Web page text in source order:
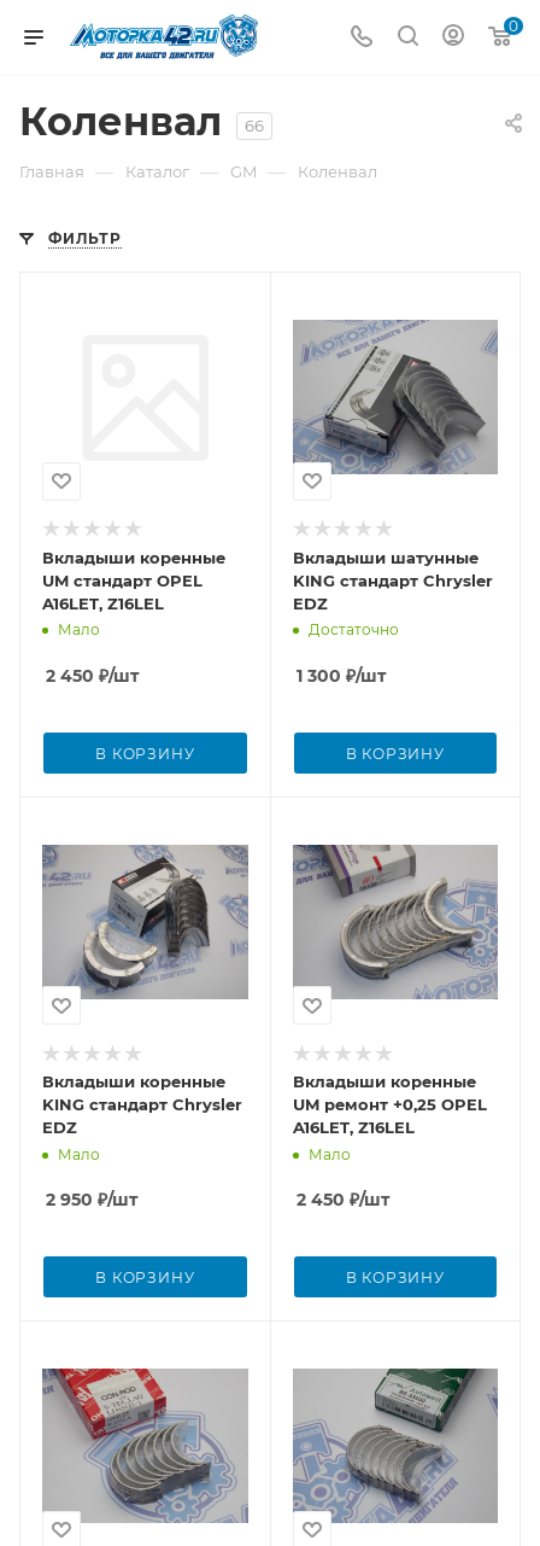
0
Коленвал 66
Главная — Каталог — GM — Коленвал
ФИЛЬТР
Вкладыши коренные
UM стандарт OPEL
A16LET, Z16LEL
Мало
2 450 ₽/шт
В КОРЗИНУ
Вкладыши шатунные
KING стандарт Chrysler
EDZ
Достаточно
1 300 ₽/шт
В КОРЗИНУ
Вкладыши коренные
KING стандарт Chrysler
EDZ
Мало
2 950 ₽/шт
В КОРЗИНУ
Вкладыши коренные
UM ремонт +0,25 OPEL
A16LET, Z16LEL
Мало
2 450 ₽/шт
В КОРЗИНУ